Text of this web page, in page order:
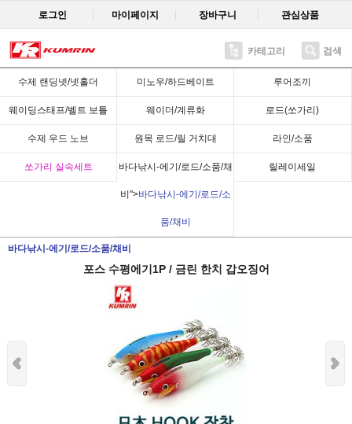
로그인 마이페이지 장바구니 관심상품
카테고리 검색
수제 랜딩넷/넷홀더 미노우/하드베이트 루어조끼
웨이딩스태프/벨트 보틀 웨이더/계류화 로드(쏘가리)
수제 우드 노브 원목 로드/릴 거치대 라인/소품
쏘가리 실속세트 바다낚시-에기/로드/소품/채
비">바다낚시-에기/로드/소
품/채비
릴레이세일
바다낚시-에기/로드/소품/채비
Recent
포스 수평에기1P / 금린 한치 갑오징어